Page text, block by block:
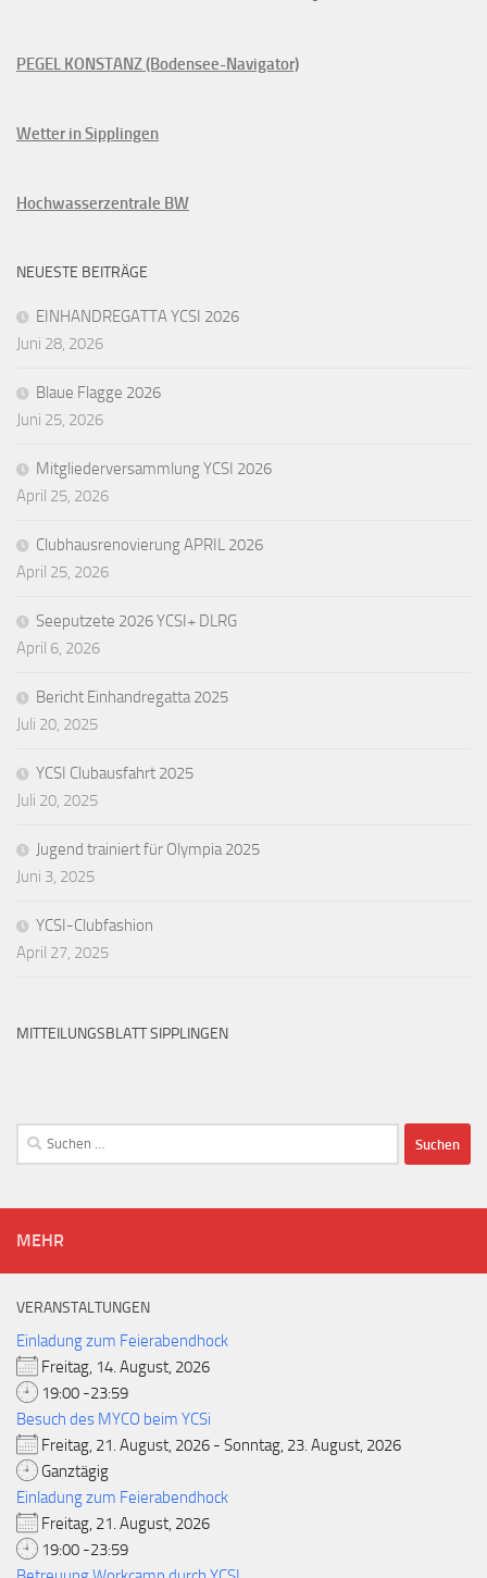
PEGEL KONSTANZ (Bodensee-Navigator)
Wetter in Sipplingen
Hochwasserzentrale BW
NEUESTE BEITRÄGE
EINHANDREGATTA YCSI 2026
Juni 28, 2026
Blaue Flagge 2026
Juni 25, 2026
Mitgliederversammlung YCSI 2026
April 25, 2026
Clubhausrenovierung APRIL 2026
April 25, 2026
Seeputzete 2026 YCSI+ DLRG
April 6, 2026
Bericht Einhandregatta 2025
Juli 20, 2025
YCSI Clubausfahrt 2025
Juli 20, 2025
Jugend trainiert für Olympia 2025
Juni 3, 2025
YCSI-Clubfashion
April 27, 2025
MITTEILUNGSBLATT SIPPLINGEN
Suchen
nach:
MEHR
VERANSTALTUNGEN
Einladung zum Feierabendhock
Freitag, 14. August, 2026
19:00 -23:59
Besuch des MYCO beim YCSi
Freitag, 21. August, 2026 - Sonntag, 23. August, 2026
Ganztägig
Einladung zum Feierabendhock
Freitag, 21. August, 2026
19:00 -23:59